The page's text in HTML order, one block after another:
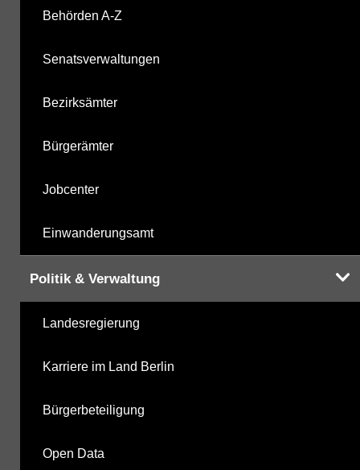
Behörden A-Z
Senatsverwaltungen
Bezirksämter
Bürgerämter
Jobcenter
Einwanderungsamt
Politik & Verwaltung
Landesregierung
Karriere im Land Berlin
Bürgerbeteiligung
Open Data